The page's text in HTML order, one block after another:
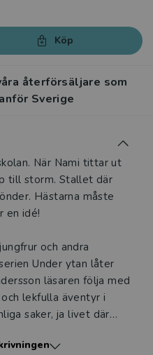
Köp
återförsäljare som
Sverige
När Nami tittar ut
till storm. Stallet där
Hästarna måste
en idé!
och andra
Under ytan låter
läsaren följa med
lekfulla äventyr i
saker, ja livet där